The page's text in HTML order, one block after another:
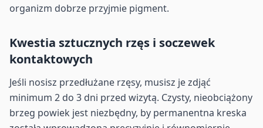
organizm dobrze przyjmie pigment.
Kwestia sztucznych rzęs i soczewek
kontaktowych
Jeśli nosisz przedłużane rzęsy, musisz je zdjąć
minimum 2 do 3 dni przed wizytą. Czysty, nieobciążony
brzeg powiek jest niezbędny, by permanentna kreska